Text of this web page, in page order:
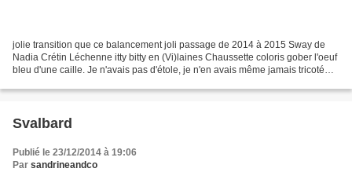
jolie transition que ce balancement joli passage de 2014 à 2015 Sway de
Nadia Crétin Léchenne itty bitty en (Vi)laines Chaussette coloris gober l'oeuf
bleu d'une caille. Je n'avais pas d'étole, je n'en avais même jamais tricoté
Svalbard
Publié le 23/12/2014 à 19:06
Par sandrineandco